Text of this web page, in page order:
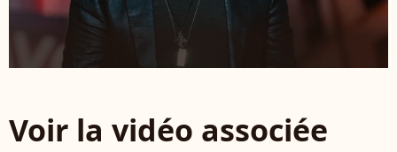
Voir la vidéo associée